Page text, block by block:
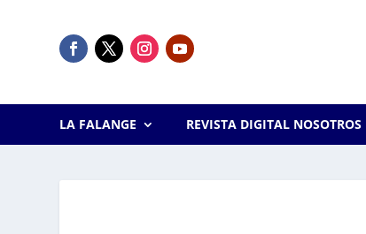
LA FALANGE REVISTA DIGITAL NOSOTROS